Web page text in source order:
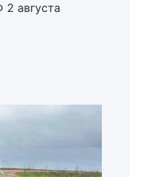
августа